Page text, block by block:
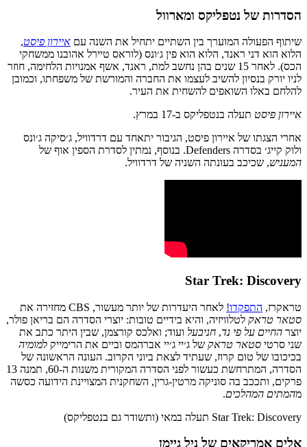
הסדרות של נטפליקס ומארוול
שיתוף הפעולה המוערך בין השתיים יתחיל את השנה עם איירון פיסט,
הלוא הוא דני ראנד, הלוא הוא פין ג׳ונס (לוראס טיירל אהובנו ממשחקי
הכס). לאחר 15 שנים בהן נחשב למת, ראנד, אשף אמנויות הלחימה, חוזר
לניו יורק בנסיון להשיב לעצמו את החברה והמורשת של משפחתו, וכמובן
להלחם באלו השואפים להשחית את העיר.
איירון פיסט תעלה בנטפליקס ב-17 במרץ.
אחרי הצגתו של איירון פיסט, הגיבור יתאחד עם דרדוויל, ג׳סיקה ג׳ונס
ולוק קייג׳ בסדרה Defenders. בנוסף, נמתין לסדרת הספין אוף של
המעניש, שכיכב בעונתה השניה של דרדוויל.
Star Trek: Discovery
טראקרז, התפקדו! לאחר היעדרות של יותר מעשור, CBS מחזירה את
סטאר טראק לטלוויזיה, והיא בידיים טובות: יוצרי הסדרה הם בריאן פולר,
יוצר החיים על פי נד, חניבעל ועוד; ואלכס קורצמן, שבין היתר כתב את
שני סרטי סטאר טראק של ג׳יי ג׳יי אברהמס וביים את הרימייק למומיה
בכיכובו של טום קרוז, שעתיד לצאת ביוני הקרוב. העונה הראשונה של
הסדרה, המתרחשת כעשור לפני הסדרה המקורית משנות ה-60, תמנה 13
פרקים, ותככב בה סוניקה מרטין-גרין, השחקנית המצויינת הידועה כסשה
מהמתים המהלכים.
Star Trek: Discovery תעלה במאי (ותשודר גם בנטפליקס)
אלים אמריקאים של ניל גיימן